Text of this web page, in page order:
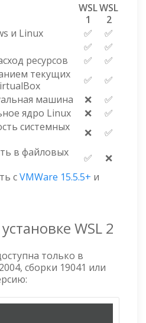
WSL
1
WSL
2
и Linux
✅
✅
✅
✅
ресурсов
✅
✅
текущих
✅
✅
машина
❌
✅
ядро Linux
❌
✅
системных
❌
✅
в файловых
✅
❌
сVMWare 15.5.5+ и
WSL 2
только в
сборки 19041 или